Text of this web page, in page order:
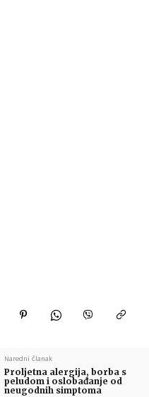
Naredni članak
Proljetna alergija, borba s
peludom i oslobađanje od
neugodnih simptoma